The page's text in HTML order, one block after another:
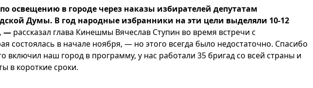
освещению в городе через наказы избирателей депутатам
Думы. В год народные избранники на эти цели выделяли 10-12
— рассказал глава Кинешмы Вячеслав Ступин во время встречи с
состоялась в начале ноября, — но этого всегда было недостаточно. Спасибо
включил наш город в программу, у нас работали 35 бригад со всей страны и
в короткие сроки.